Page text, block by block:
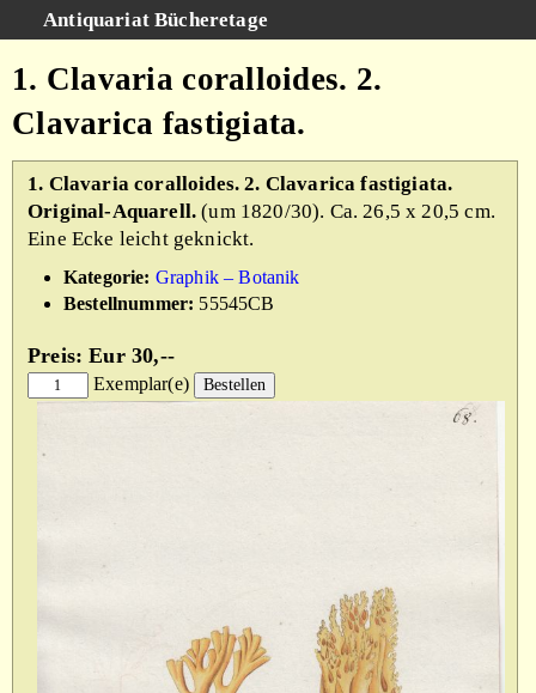
Antiquariat Bücheretage
Kategorien
Gesamtbestand
Warenkorb
Impressum
1. Clavaria coralloides. 2.
Clavarica fastigiata.
1. Clavaria coralloides. 2. Clavarica fastigiata.
Original-Aquarell. (um 1820/30). Ca. 26,5 x 20,5 cm.
Eine Ecke leicht geknickt.
Kategorie: Graphik – Botanik
Bestellnummer: 55545CB
Preis: Eur 30,--
Exemplar(e)